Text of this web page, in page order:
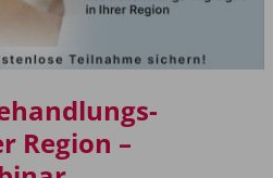
Region –